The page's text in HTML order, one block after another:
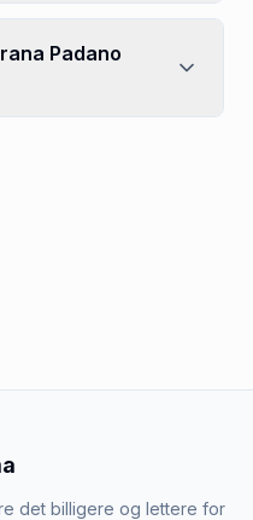
Padano
det billigere og lettere for